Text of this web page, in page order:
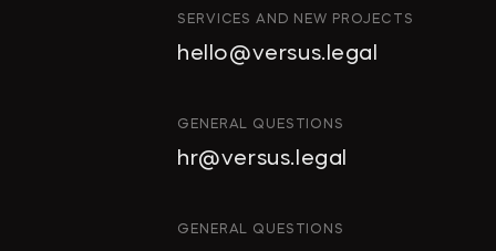
SERVICES AND NEW PROJECTS
hello@versus.legal
GENERAL QUESTIONS
hr@versus.legal
GENERAL QUESTIONS